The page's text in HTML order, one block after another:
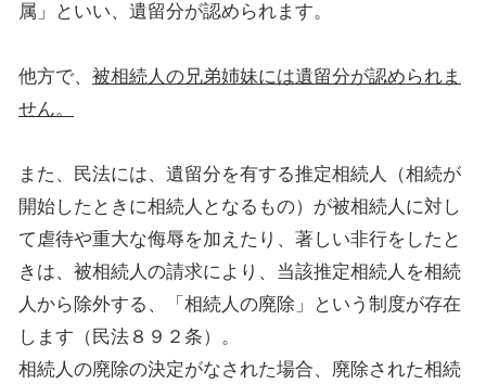
属」といい、遺留分が認められます。
他方で、 被相続人の兄弟姉妹には遺留分が認められま
せん。
また、民法には、遺留分を有する推定相続人（相続が
開始したときに相続人となるもの）が被相続人に対し
て虐待や重大な侮辱を加えたり、著しい非行をしたと
きは、被相続人の請求により、当該推定相続人を相続
人から除外する、「相続人の廃除 」という制度が存在
します（民法８９２条）。
相続人の廃除の決定がなされた場合、 廃除された相続